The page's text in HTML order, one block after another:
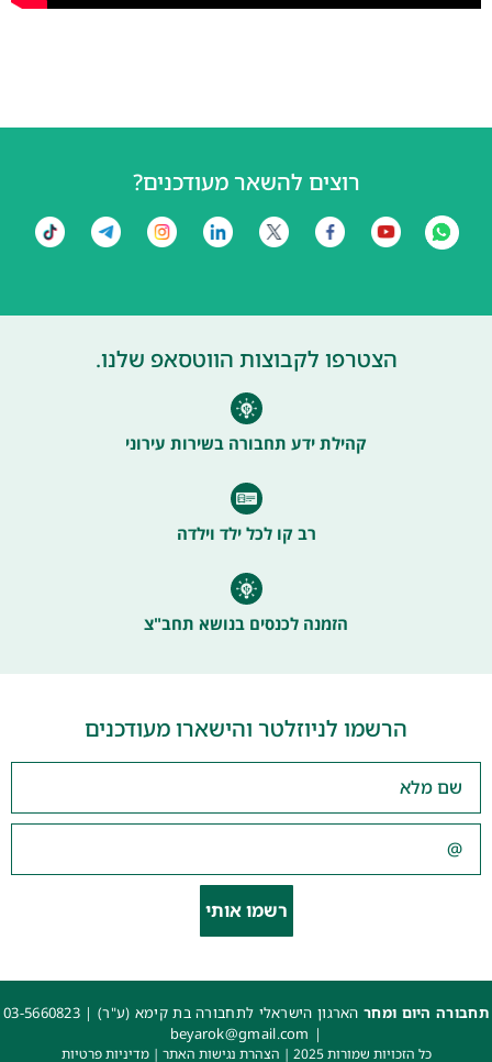
רוצים להשאר מעודכנים?
הצטרפו לקבוצות הווטסאפ שלנו.
קהילת ידע תחבורה בשירות עירוני
רב קו לכל ילד וילדה
הזמנה לכנסים בנושא תחב"צ
הרשמו לניוזלטר והישארו מעודכנים
רשמו אותי
תחבורה היום ומחרהארגון הישראלי לתחבורה בת קימא (ע"ר) | 03-5660823
|
beyarok@gmail.com
כל הזכויות שמורות 2025 | הצהרת נגישות האתר |מדיניות פרטיות